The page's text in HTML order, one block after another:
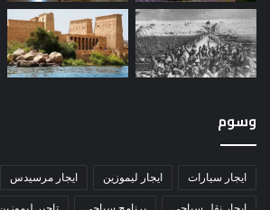
وسوم
ايجار سيارات ايجار ليموزين ايجار مرسيدس